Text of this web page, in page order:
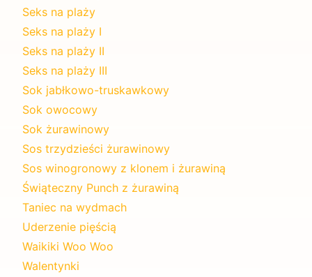
Seks na plaży
Seks na plaży I
Seks na plaży II
Seks na plaży III
Sok jabłkowo-truskawkowy
Sok owocowy
Sok żurawinowy
Sos trzydzieści żurawinowy
Sos winogronowy z klonem i żurawiną
Świąteczny Punch z żurawiną
Taniec na wydmach
Uderzenie pięścią
Waikiki Woo Woo
Walentynki